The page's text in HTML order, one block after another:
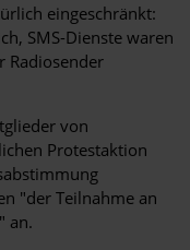
eingeschränkt:
SMS-Dienste waren
Radiosender
von
Protestaktion
"der Teilnahme an
an.